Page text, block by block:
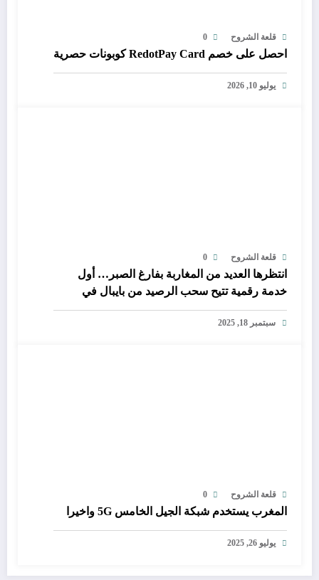
قلعة الشروح 0
احصل على خصم RedotPay Card كوبونات حصرية
يوليو 10, 2026
قلعة الشروح 0
انتظرها العديد من المغاربة بفارغ الصبر… أول
خدمة رقمية تتيح سحب الرصيد من بايبال في
المغرب
سبتمبر 18, 2025
قلعة الشروح 0
المغرب يستخدم شبكة الجيل الخامس 5G واخيرا
يوليو 26, 2025